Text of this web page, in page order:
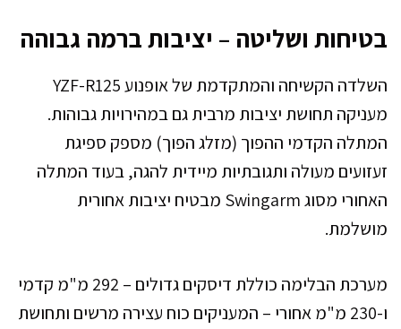
בטיחות ושליטה – יציבות ברמה גבוהה
השלדה הקשיחה והמתקדמת של אופנוע YZF-R125
מעניקה תחושת יציבות מרבית גם במהירויות גבוהות.
המתלה הקדמי ההפוך (מזלג הפוך) מספק ספיגת
זעזועים מעולה ותגובתיות מיידית להגה, בעוד המתלה
האחורי מסוג Swingarm מבטיח יציבות אחורית
מושלמת.
מערכת הבלימה כוללת דיסקים גדולים – 292 מ"מ קדמי
ו-230 מ"מ אחורי – המעניקים כוח עצירה מרשים ותחושת